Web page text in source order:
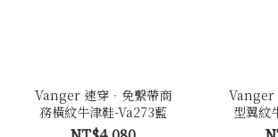
Vanger 速穿．免繫帶商
務橫紋牛津鞋-Va273藍
Vanger
型翼紋